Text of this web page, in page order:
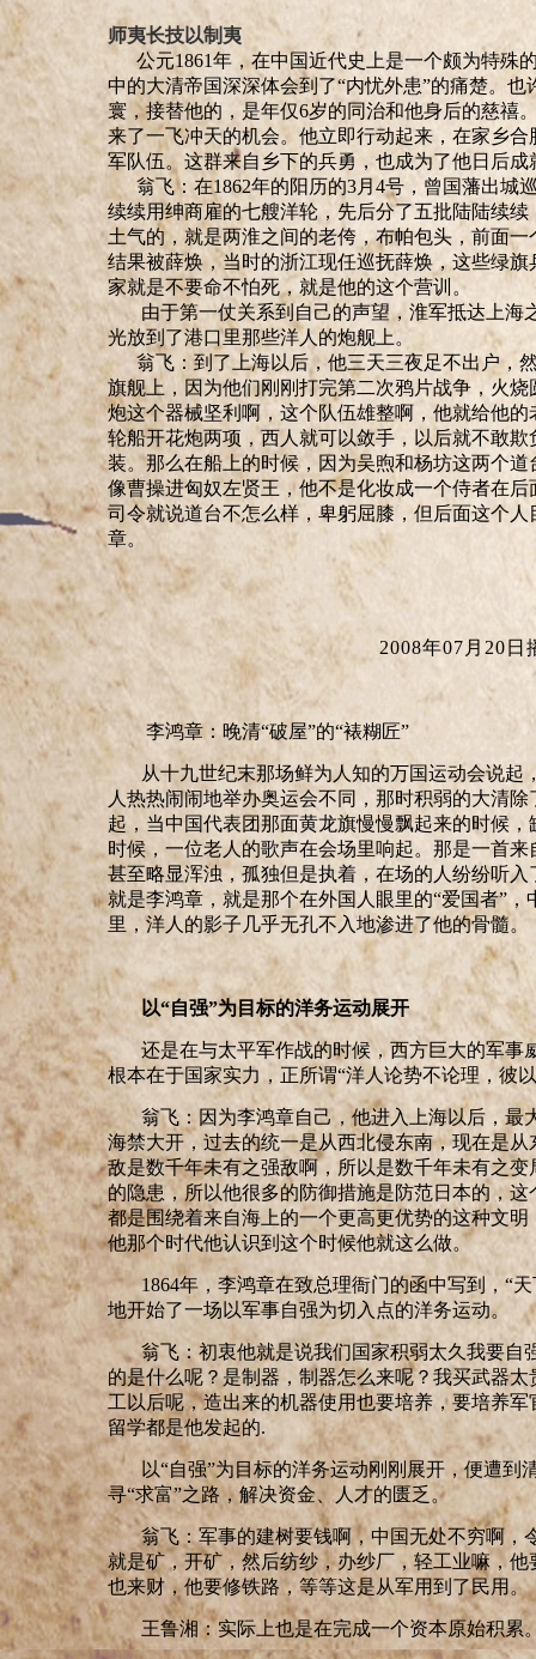
师夷长技以制夷
公元1861年，在中国近代史上是一个颇为特殊
中的大清帝国深深体会到了“内忧外患”的痛楚。
寰，接替他的，是年仅6岁的同治和他身后的慈禧
来了一飞冲天的机会。他立即行动起来，在家乡
军队伍。这群来自乡下的兵勇，也成为了他日后成
翁飞：在1862年的阳历的3月4号，曾国藩出城
续续用绅商雇的七艘洋轮，先后分了五批陆陆续
土气的，就是两淮之间的老侉 ，布帕包头，前面
结果被薛焕，当时的浙江现任巡抚薛焕，这些绿
家就是不要命不怕死，就是他的这个营训。
由于第一仗关系到自己的声望，淮军抵达上海
光放到了港口里那些洋人的炮舰上。
翁飞：到了上海以后，他三天三夜足不出户，然
旗舰上，因为他们刚刚打完第二次鸦片战争，火
炮这个器械坚利啊，这个队伍雄整啊，他就给他
轮船开花炮两项，西人就可以敛手，以后就不敢欺
装。那么在船上的时候，因为吴煦和杨坊这两个
像曹操进匈奴左贤王，他不是化妆成一个侍者在
司令就说道台不怎么样，卑躬屈膝，但后面这个
章。
2008年07月 20日
李鸿章：晚清“破屋”的“裱糊匠”
从十九世纪末那场鲜为人知的万国运动会说
人热热闹闹地举办奥运会不同，那时积弱的大清
起，当中国代表团那面黄龙旗慢慢飘起来的时候
时候，一位老人的歌声在会场里响起。那是一首
甚至略显浑浊，孤独但是执着，在场的人纷纷听
就是李鸿章，就是那个在外国人眼里的“爱国者”，
里，洋人的影子几乎无孔不入地渗进了他的骨髓。
以“自强”为目标的洋务运动展开
还是在与太平军作战的时候，西方巨大的军
根本在于国家实力，正所谓“洋人论势不论理，彼
翁飞：因为李鸿章自己，他进入上海以后，
海禁大开，过去的统一是从西北侵东南，现在是
敌是数千年未有之强敌啊，所以是数千年未有之
的隐患，所以他很多的防御措施是防范日本的，
都是围绕着来自海上的一个更高更优势的这种文
他那个时代他认识到这个时候他就这么做。
1864年，李鸿章在致总理衙门的函中写到，“
地开始了一场以军事自强为切入点的洋务运动。
翁飞：初衷他就是说我们国家积弱太久我要
的是什么呢？是制器，制器怎么来呢？我买武器
工以后呢，造出来的机器使用也要培养，要培养军
留学都是他发起的.
以“自强”为目标的洋务运动刚刚展开，便遭到
寻“求富”之路，解决资金、人才的匮乏。
翁飞：军事的建树要钱啊，中国无处不穷啊，
就是矿，开矿，然后纺纱，办纱厂，轻工业嘛，
也来财，他要修铁路，等等这是从军用到了民用。
王鲁湘：实际上也是在完成一个资本原始积累